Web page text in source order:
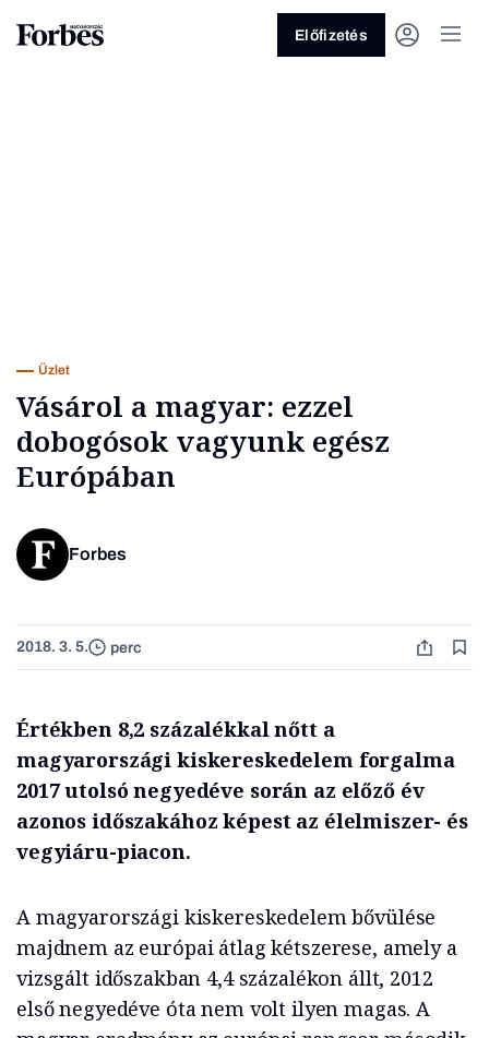
Előfizetés
Üzlet
Vásárol a magyar: ezzel
dobogósok vagyunk egész
Európában
Forbes
2018. 3. 5. perc
Értékben 8,2 százalékkal nőtt a
magyarországi kiskereskedelem forgalma
2017 utolsó negyedéve során az előző év
azonos időszakához képest az élelmiszer- és
vegyiáru-piacon.
A magyarországi kiskereskedelem bővülése
majdnem az európai átlag kétszerese, amely a
vizsgált időszakban 4,4 százalékon állt, 2012
első negyedéve óta nem volt ilyen magas. A